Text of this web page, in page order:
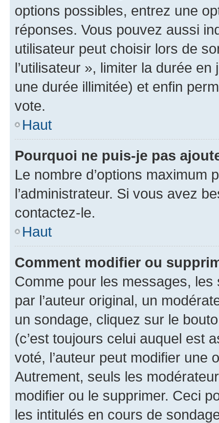
options possibles, entrez une
réponses. Vous pouvez aussi
utilisateur peut choisir lors de
l’utilisateur », limiter la durée
une durée illimitée) et enfin
vote.
Haut
Pourquoi ne puis-je pas
Le nombre d’options maximum
l’administrateur. Si vous avez
contactez-le.
Haut
Comment modifier ou
Comme pour les messages,
par l’auteur original, un
un sondage, cliquez sur le
(c’est toujours celui auquel est
voté, l’auteur peut modifier une
Autrement, seuls les
modifier ou le supprimer. Ceci
les intitulés en cours de